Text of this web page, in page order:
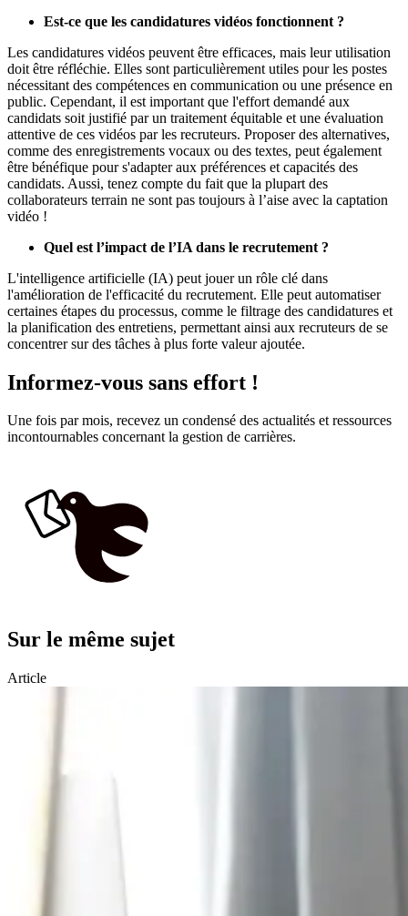
Est-ce que les candidatures vidéos fonctionnent ?
Les candidatures vidéos peuvent être efficaces, mais leur utilisation
doit être réfléchie. Elles sont particulièrement utiles pour les postes
nécessitant des compétences en communication ou une présence en
public. Cependant, il est important que l'effort demandé aux
candidats soit justifié par un traitement équitable et une évaluation
attentive de ces vidéos par les recruteurs. Proposer des alternatives,
comme des enregistrements vocaux ou des textes, peut également
être bénéfique pour s'adapter aux préférences et capacités des
candidats. Aussi, tenez compte du fait que la plupart des
collaborateurs terrain ne sont pas toujours à l’aise avec la captation
vidéo !
Quel est l’impact de l’IA dans le recrutement ?
L'intelligence artificielle (IA) peut jouer un rôle clé dans
l'amélioration de l'efficacité du recrutement. Elle peut automatiser
certaines étapes du processus, comme le filtrage des candidatures et
la planification des entretiens, permettant ainsi aux recruteurs de se
concentrer sur des tâches à plus forte valeur ajoutée.
Informez-vous sans effort !
Une fois par mois, recevez un condensé des actualités et ressources
incontournables concernant la gestion de carrières.
Sur le même sujet
Article